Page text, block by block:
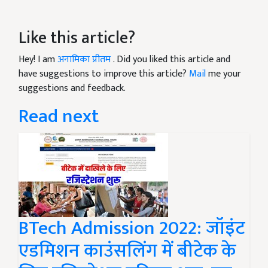
Like this article?
Hey! I amअनामिका प्रीतम. Did you liked this article and
have suggestions to improve this article? Mailme your
suggestions and feedback.
Read next
BTech Admission 2022: जॉइंट
एडमिशन काउंसलिंग में बीटेक के